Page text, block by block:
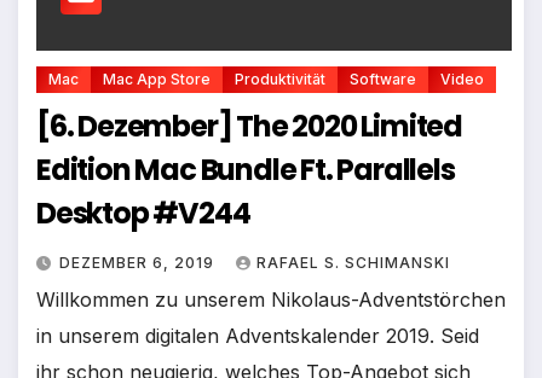
Mac Mac App Store Produktivität Software Video
[6. Dezember] The 2020 Limited
Edition Mac Bundle Ft. Parallels
Desktop #V244
DEZEMBER 6, 2019 RAFAEL S. SCHIMANSKI
Willkommen zu unserem Nikolaus-Adventstörchen
in unserem digitalen Adventskalender 2019. Seid
ihr schon neugierig, welches Top-Angebot sich